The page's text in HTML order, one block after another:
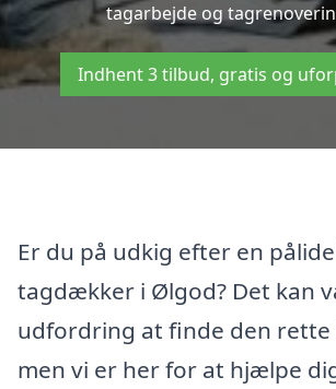
tagarbejde og
Indhent 3 tilbud, gratis og
Er du på udkig efter en
tagdækker i Ølgod? Det kan
udfordring at finde den rette
men vi er her for at hjælpe